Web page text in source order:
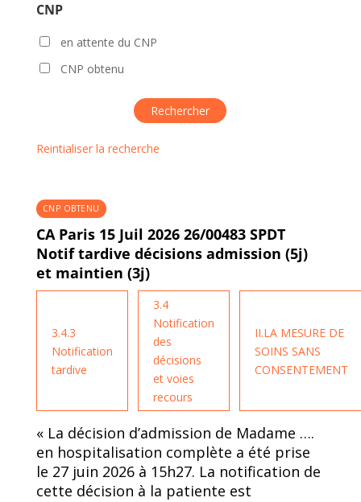
CNP
en attente du CNP
CNP obtenu
Reintialiser la recherche
CNP OBTENU
CA Paris 15 Juil 2026 26/00483 SPDT
Notif tardive décisions admission (5j)
et maintien (3j)
3.4.3
Notification
tardive
3.4
Notification
des
décisions
et voies
recours
II.LA MESURE DE
SOINS SANS
CONSENTEMENT
« La décision d’admission de Madame ….
en hospitalisation complète a été prise
le 27 juin 2026 à 15h27. La notification de
cette décision à la patiente est